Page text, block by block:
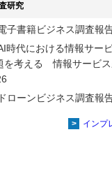
研究
子書籍ビジネス調査報
時代における情報サー
を考える 情報サービ
ローンビジネス調査報
インプ